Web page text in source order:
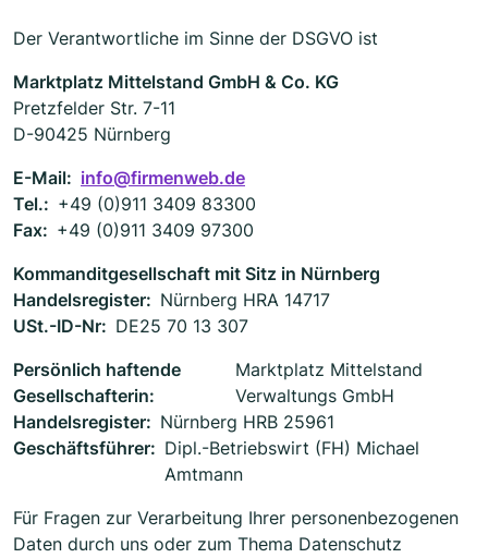
Der Verantwortliche im Sinne der DSGVO ist
Marktplatz Mittelstand GmbH & Co. KG
Pretzfelder Str. 7-11
D-90425 Nürnberg
E-Mail: info@firmenweb.de
Tel.: +49 (0)911 3409 83300
Fax: +49 (0)911 3409 97300
Kommanditgesellschaft mit Sitz in Nürnberg
Handelsregister: Nürnberg HRA 14717
USt.-ID-Nr: DE25 70 13 307
Persönlich haftende
Gesellschafterin:
Marktplatz Mittelstand
Verwaltungs GmbH
Handelsregister: Nürnberg HRB 25961
Geschäftsführer: Dipl.-Betriebswirt (FH) Michael
Amtmann
Für Fragen zur Verarbeitung Ihrer personenbezogenen
Daten durch uns oder zum Thema Datenschutz